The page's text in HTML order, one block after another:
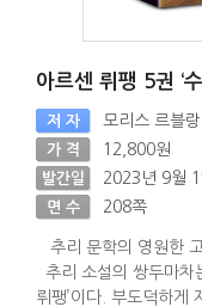
아르센 뤼팽 5권 ‘
저 자 모리스 르블랑
가 격 12,800원
발간일 2023년 9월
면 수 208쪽
추리 문학의 영원한
추리 소설의 쌍두마차
뤼팽’이다. 부도덕하게